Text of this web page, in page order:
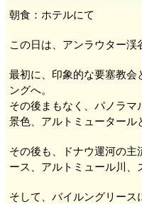
朝食：ホテルにて
この日は、アンラウター渓
最初に、印象的な要塞教会
ングへ。
その後まもなく、パノラマ
景色、アルトミュータール
その後も、ドナウ運河の主
ース
、アルトミュール川、
そして、バイルングリース